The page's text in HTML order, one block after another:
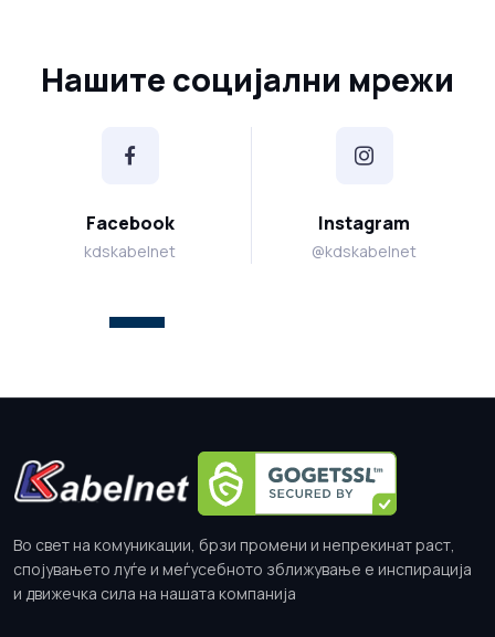
Нашите социјални мрежи
Facebook
kdskabelnet
Instagram
@kdskabelnet
Во свет на комуникации, брзи промени и непрекинат раст,
спојувањето луѓе и меѓусебното зближување е инспирација
и движечка сила на нашата компанија